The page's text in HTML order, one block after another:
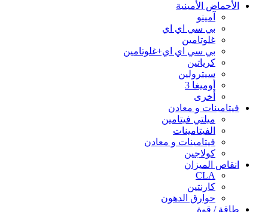
الأحماض الأمينية
آمينو
بي سي اي اي
غلوتامين
بي سي اي اي+غلوتامين
كرياتين
سيترولين
أوميغا 3
أخرى
فيتامينات و معادن
ميلتي فيتامين
الفيتامينات
فيتامينات و معادن
كولاجين
انقاص الميزان
CLA
كارنتين
حوارق الدهون
طاقة / قوة